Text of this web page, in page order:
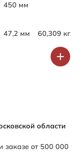
450 мм
47,2 мм 60,309 кг
области
заказе от 500 000